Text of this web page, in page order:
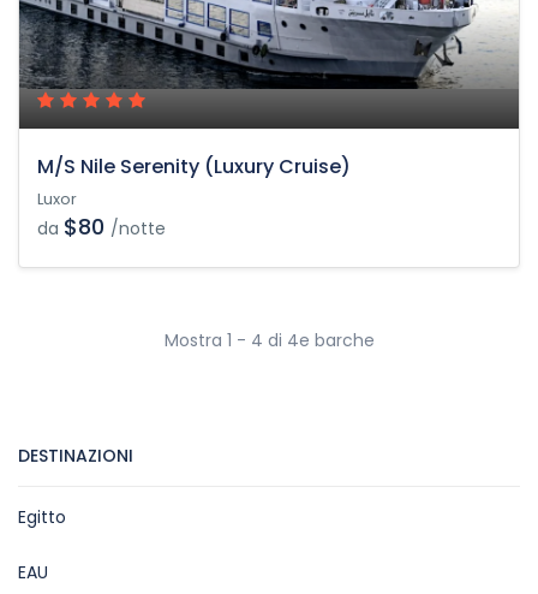
M/S Nile Serenity (Luxury Cruise)
Luxor
da $80 /notte
Mostra 1 - 4 di 4e barche
DESTINAZIONI
Egitto
EAU